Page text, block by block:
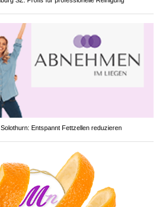
Entspannt Fettzellen reduzieren